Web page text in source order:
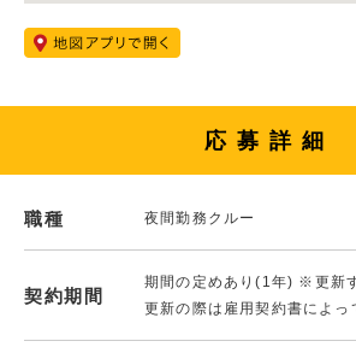
応募詳細
職種 夜間勤務クルー
契約期間
期間の定めあり(1年) ※更新
更新の際は雇用契約書によっ